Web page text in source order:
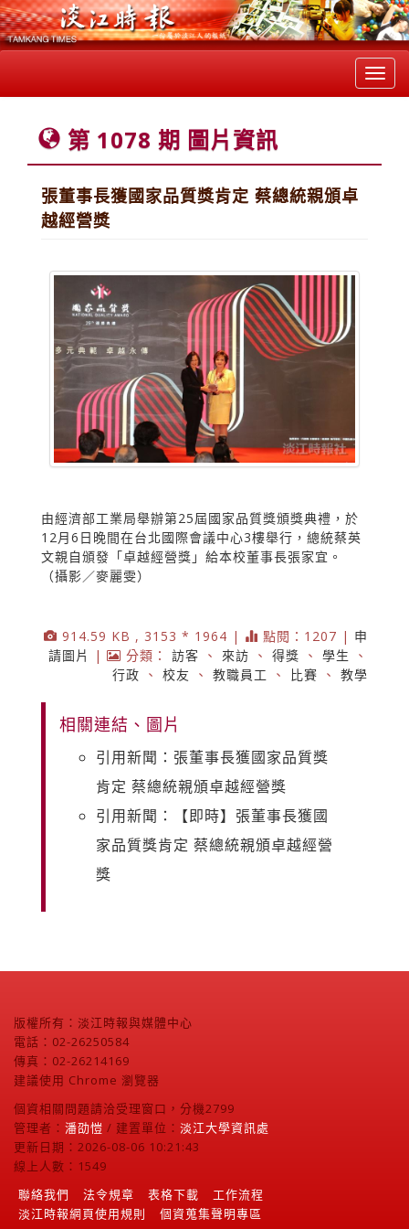
第 1078 期 圖片資訊
張董事長獲國家品質獎肯定 蔡總統親頒卓
越經營獎
由經濟部工業局舉辦第25屆國家品質獎頒獎典禮，於
12月6日晚間在台北國際會議中心3樓舉行，總統蔡英
文親自頒發「卓越經營獎」給本校董事長張家宜。
（攝影／麥麗雯）
914.59 KB , 3153 * 1964 | 點閱：1207 | 申
請圖片
| 分類： 訪客 、 來訪 、 得獎 、 學生
、
行政 、 校友 、 教職員工 、 比賽 、 教學
相關連結、圖片
引用新聞：張董事長獲國家品質獎
肯定 蔡總統親頒卓越經營獎
引用新聞：【即時】張董事長獲國
家品質獎肯定 蔡總統親頒卓越經營
獎
版權所有：淡江時報與媒體中心
電話：02-26250584
傳真：02-26214169
建議使用 Chrome 瀏覽器
個資相關問題請洽受理窗口，分機2799
管理者： 潘劭愷 / 建置單位： 淡江大學資訊處
更新日期：2026-08-06 10:21:43
線上人數：1549
聯絡我們
法令規章 表格下載
工作流程
淡江時報網頁使用規則
個資蒐集聲明專區